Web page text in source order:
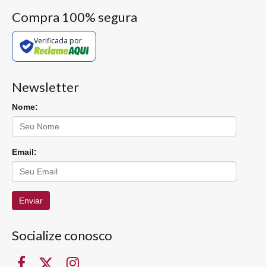
Compra 100% segura
Verificada por
Newsletter
Nome:
Email:
Enviar
Socialize conosco